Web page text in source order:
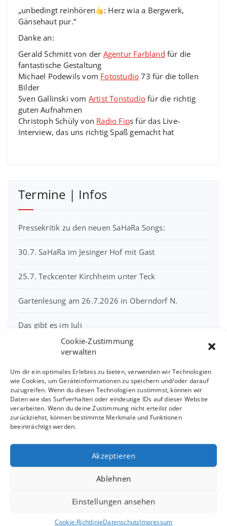
Cookie-Zustimmung
verwalten
Um dir ein optimales Erlebnis zu bieten, verwenden wir Technologien
wie Cookies, um Geräteinformationen zu speichern und/oder darauf
zuzugreifen. Wenn du diesen Technologien zustimmst, können wir
Daten wie das Surfverhalten oder eindeutige IDs auf dieser Website
verarbeiten. Wenn du deine Zustimmung nicht erteilst oder
zurückziehst, können bestimmte Merkmale und Funktionen
beeinträchtigt werden.
Akzeptieren
Ablehnen
Einstellungen ansehen
Cookie-RichtlinieDatenschutzImpressum
„unbedingt reinhören
: Herz wia a Bergwerk,
Gänsehaut pur.“
Danke an:
Gerald Schmitt von der Agentur Farbland für die
fantastische Gestaltung
Michael Podewils vom Fotostudio 73 für die tollen
Bilder
Sven Gallinski vom Artist Tonstudio für die richtig
guten Aufnahmen
Christoph Schüly von Radio Fips für das Live-
Interview, das uns richtig Spaß gemacht hat
Termine | Infos
Pressekritik zu den neuen SaHaRa Songs:
30.7. SaHaRa im Jesinger Hof mit Gast
25.7. Teckcenter Kirchheim unter Teck
Gartenlesung am 26.7.2026 in Oberndorf N.
Das gibt es im Juli
26.04. im Café Kulturpark RT-Nord
16.04. in der Kaffeerösterei Rudolph Metzingen
Interview mit Sandra
Linsenmayer
Klicke hier, um Marketing-Cookies zu
akzeptieren und diesen Inhalt zu